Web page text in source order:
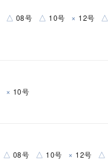
イエロー
ブラウン
△ 08号 △ 10号 × 12号 △
× 10号
△ 08号 △ 10号 × 12号 △